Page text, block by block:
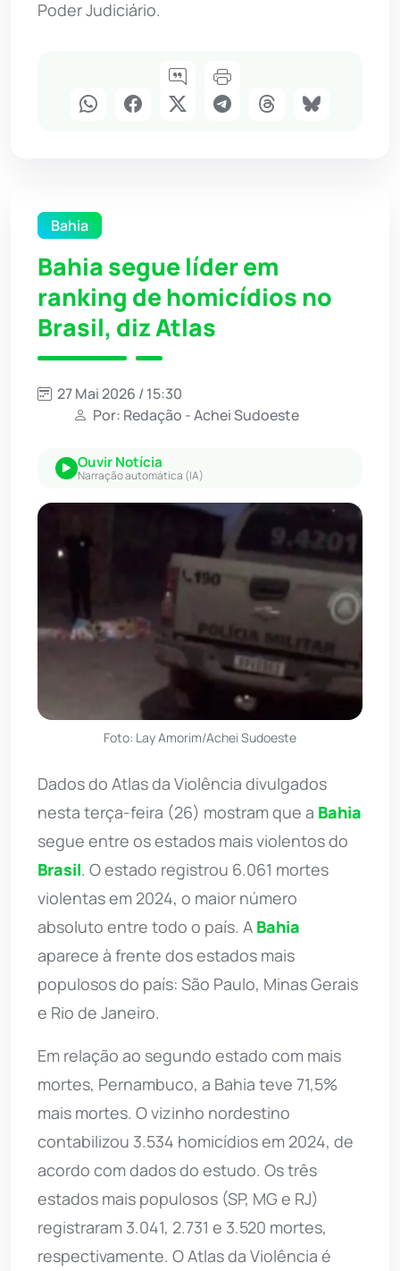
Poder Judiciário.
Bahia
Bahia segue líder em
ranking de homicídios no
Brasil, diz Atlas
27 Mai 2026 / 15:30
Por: Redação - Achei Sudoeste
Ouvir Notícia
Narração automática (IA)
Foto: Lay Amorim/Achei Sudoeste
Dados do Atlas da Violência divulgados
nesta terça-feira (26) mostram que a Bahia
segue entre os estados mais violentos do
Brasil. O estado registrou 6.061 mortes
violentas em 2024, o maior número
absoluto entre todo o país. A Bahia
aparece à frente dos estados mais
populosos do país: São Paulo, Minas Gerais
e Rio de Janeiro.
Em relação ao segundo estado com mais
mortes, Pernambuco, a Bahia teve 71,5%
mais mortes. O vizinho nordestino
contabilizou 3.534 homicídios em 2024, de
acordo com dados do estudo. Os três
estados mais populosos (SP, MG e RJ)
registraram 3.041, 2.731 e 3.520 mortes,
respectivamente. O Atlas da Violência é